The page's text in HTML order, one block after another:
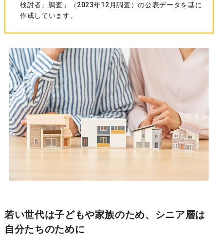
検討者』調査」（2023年12月調査）の公表データを基に
作成しています。
若い世代は子どもや家族のため、シニア層は
自分たちのために